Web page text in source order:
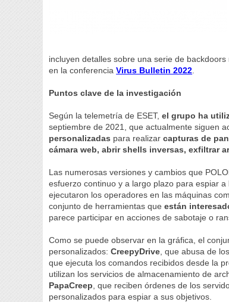
incluyen detalles sobre una serie de
en la conferenciaVirus Bulletin 2022
Puntos clave de la investigación
Según la telemetría de ESET,el grupo ha
septiembre de 2021, que actualmente siguen
personalizadas para realizarcapturas de
cámara web, abrir shells inversas, exfiltrar
Las numerosas versiones y cambios que
esfuerzo continuo y a largo plazo para espiar
ejecutaron los operadores en las máquinas
conjunto de herramientas queestán
parece participar en acciones de sabotaje o
Como se puede observar en la gráfica, el
personalizados:CreepyDrive , que abusa de
que ejecuta los comandos recibidos desde la
utilizan los servicios de almacenamiento de
PapaCreep , que reciben órdenes de los
personalizados para espiar a sus objetivos.